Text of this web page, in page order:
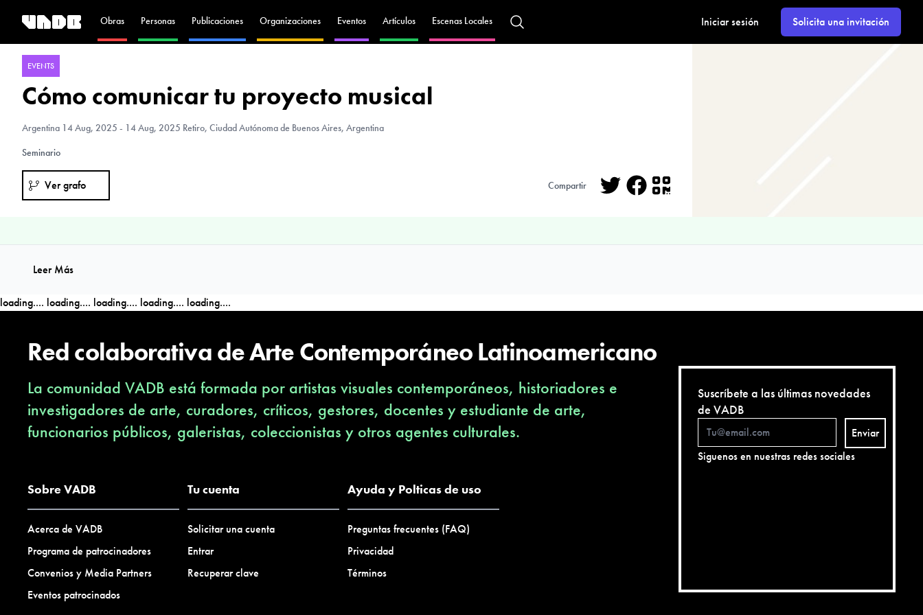
Obras Personas Publicaciones Organizaciones Eventos Artículos Escenas Locales Iniciar sesión Solicita una invitación
EVENTS
Cómo comunicar tu proyecto musical
Argentina 14 Aug, 2025 - 14 Aug, 2025 Retiro, Ciudad Autónoma de Buenos Aires, Argentina
Seminario
Ver grafo Compartir
Leer Más
loading.... loading.... loading.... loading.... loading....
Red colaborativa de Arte Contemporáneo Latinoamericano
La comunidad VADB está formada por artistas visuales contemporáneos, historiadores e
investigadores de arte, curadores, críticos, gestores, docentes y estudiante de arte,
funcionarios públicos, galeristas, coleccionistas y otros agentes culturales.
Sobre VADB
Acerca de VADB
Programa de patrocinadores
Convenios y Media Partners
Eventos patrocinados
Tu cuenta
Solicitar una cuenta
Entrar
Recuperar clave
Ayuda y Polticas de uso
Preguntas frecuentes (FAQ)
Privacidad
Términos
Suscríbete a las últimas novedades
de VADB
Enviar
Siguenos en nuestras redes sociales